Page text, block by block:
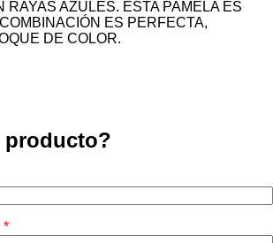
RAYAS AZULES. ESTA PAMELA ES
ES PERFECTA,
DE COLOR.
producto?
*